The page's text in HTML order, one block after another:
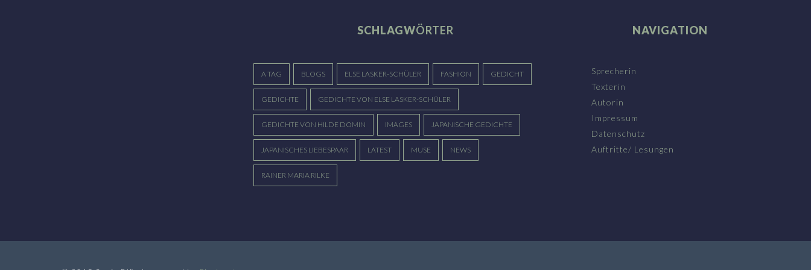
vielleicht laufen. Könnt ich bis zum
SCHLAGWÖRTER
A TAG BLOGS ELSE LASKER-SCHÜLER FASHION GEDICHT
GEDICHTE GEDICHTE VON ELSE LASKER-SCHÜLER
GEDICHTE VON HILDE DOMIN IMAGES JAPANISCHE GEDICHTE
JAPANISCHES LIEBESPAAR LATEST MUSE NEWS
RAINER MARIA RILKE
NAVIGATION
Sprecherin
Texterin
Autorin
Impressum
Datenschutz
Auftritte/ Lesungen